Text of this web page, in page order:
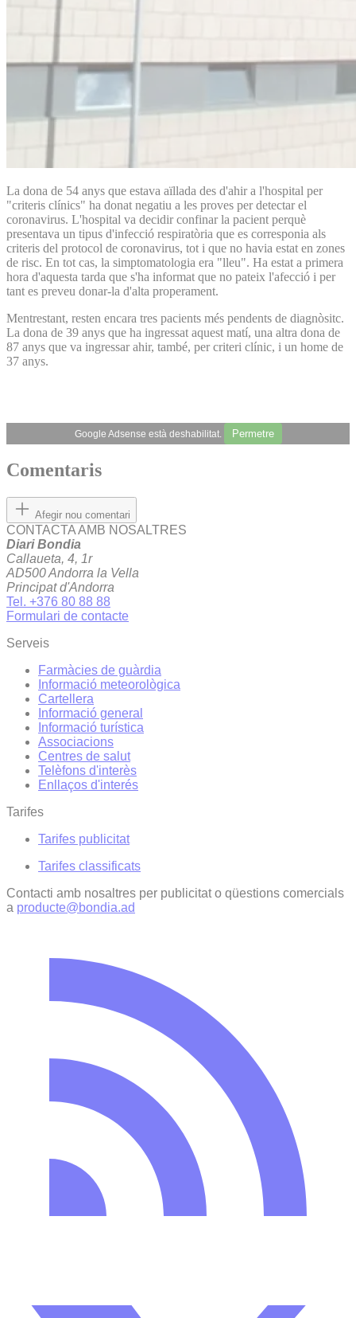
La dona de 54 anys que estava aïllada des d'ahir a l'hospital per
"criteris clínics" ha donat negatiu a les proves per detectar el
coronavirus. L'hospital va decidir confinar la pacient perquè
presentava un tipus d'infecció respiratòria que es corresponia als
criteris del protocol de coronavirus, tot i que no havia estat en zones
de risc. En tot cas, la simptomatologia era "lleu". Ha estat a primera
hora d'aquesta tarda que s'ha informat que no pateix l'afecció i per
tant es preveu donar-la d'alta properament.
Mentrestant, resten encara tres pacients més pendents de diagnòsitc.
La dona de 39 anys que ha ingressat aquest matí, una altra dona de
87 anys que va ingressar ahir, també, per criteri clínic, i un home de
37 anys.
Google Adsense està deshabilitat. Permetre
Comentaris
Afegir nou comentari
CONTACTA AMB NOSALTRES
Diari Bondia
Callaueta, 4, 1r
AD500 Andorra la Vella
Principat d'Andorra
Tel. +376 80 88 88
Formulari de contacte
Serveis
Farmàcies de guàrdia
Informació meteorològica
Cartellera
Informació general
Informació turística
Associacions
Centres de salut
Telèfons d'interès
Enllaços d'interés
Tarifes
Tarifes publicitat
Tarifes classificats
Contacti amb nosaltres per publicitat o qüestions comercials
a producte@bondia.ad